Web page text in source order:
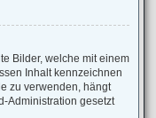
Bilder, welche mit einem
Inhalt kennzeichnen
zu verwenden, hängt
Administration gesetzt